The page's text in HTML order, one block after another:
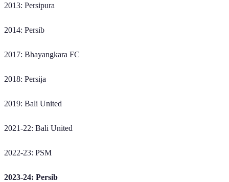
2013: Persipura
2014: Persib
2017: Bhayangkara FC
2018: Persija
2019: Bali United
2021-22: Bali United
2022-23: PSM
2023-24: Persib